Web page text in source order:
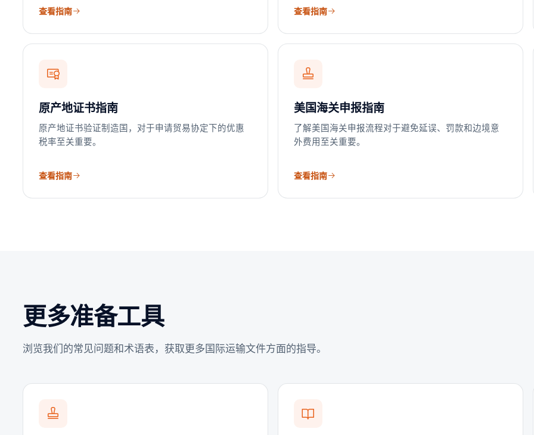
查看指南 查看指南
原产地证书指南
原产地证书验证制造国，对于申请贸易协定下的优惠
税率至关重要。
查看指南
美国海关申报指南
了解美国海关申报流程对于避免延误、罚款和边境意
外费用至关重要。
查看指南
更多准备工具
浏览我们的常见问题和术语表，获取更多国际运输文件方面的指导。